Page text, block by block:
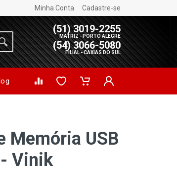
Minha Conta Cadastre-se
(51) 3019-2255
MATRIZ - PORTO ALEGRE
(54) 3066-5080
FILIAL - CAXIAS DO SUL
Memória USB
Vinik